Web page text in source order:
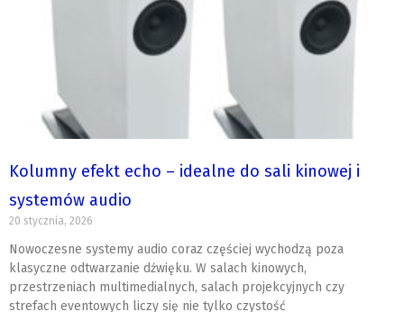
Kolumny efekt echo – idealne do sali kinowej i
systemów audio
20 stycznia, 2026
Nowoczesne systemy audio coraz częściej wychodzą poza
klasyczne odtwarzanie dźwięku. W salach kinowych,
przestrzeniach multimedialnych, salach projekcyjnych czy
strefach eventowych liczy się nie tylko czystość